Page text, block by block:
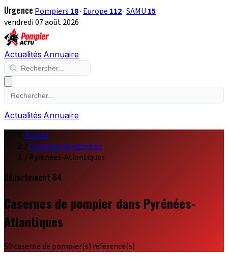
Urgence Pompiers 18· Europe 112·SAMU 15
vendredi 07 août 2026
Actualités Annuaire
Actualités Annuaire
Accueil
/Casernes de pompier
/ Pyrénées-Atlantiques
Département 64
Casernes de pompier dans Pyrénées-
Atlantiques
50 caserne de pompier(s) référencé(s)